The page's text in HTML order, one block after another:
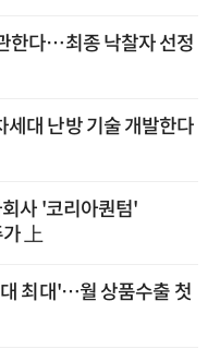
한다…최종 낙찰자 선정
세대 난방 기술 개발한다
사 '코리아퀀텀'
上
최대'…월 상품수출 첫